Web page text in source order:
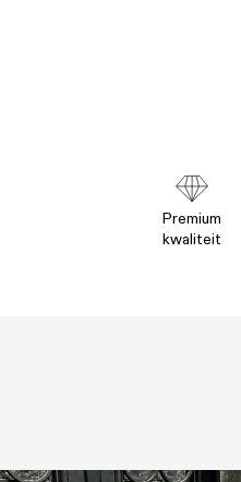
Premium
kwaliteit